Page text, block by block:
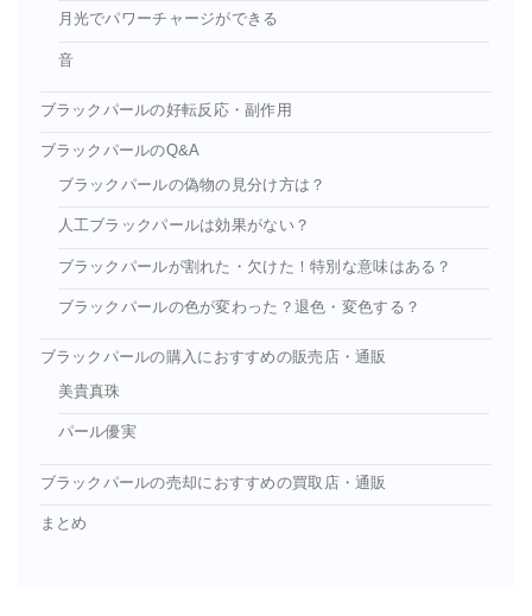
月光でパワーチャージができる
音
ブラックパールの好転反応・副作用
ブラックパールのQ&A
ブラックパールの偽物の見分け方は？
人工ブラックパールは効果がない？
ブラックパールが割れた・欠けた！特別な意味はある？
ブラックパールの色が変わった？退色・変色する？
ブラックパールの購入におすすめの販売店・通販
美貴真珠
パール優実
ブラックパールの売却におすすめの買取店・通販
まとめ